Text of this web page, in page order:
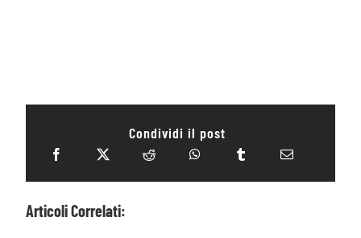
Condividi il post
Articoli Correlati: